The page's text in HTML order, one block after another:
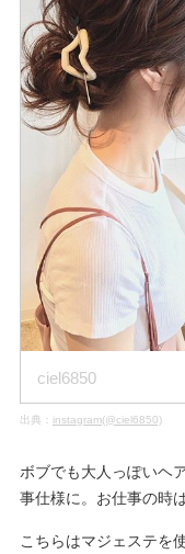
ciel6850
出典： instagram(@ciel6850)
ボブでも大人っぽいヘ
事仕様に。お仕事の時
こちらはマジェステを